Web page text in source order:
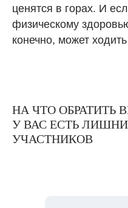
ценятся в горах. И
физическому
конечно, может
НА ЧТО ОБРАТИТЬ
У ВАС ЕСТЬ
УЧАСТНИКОВ